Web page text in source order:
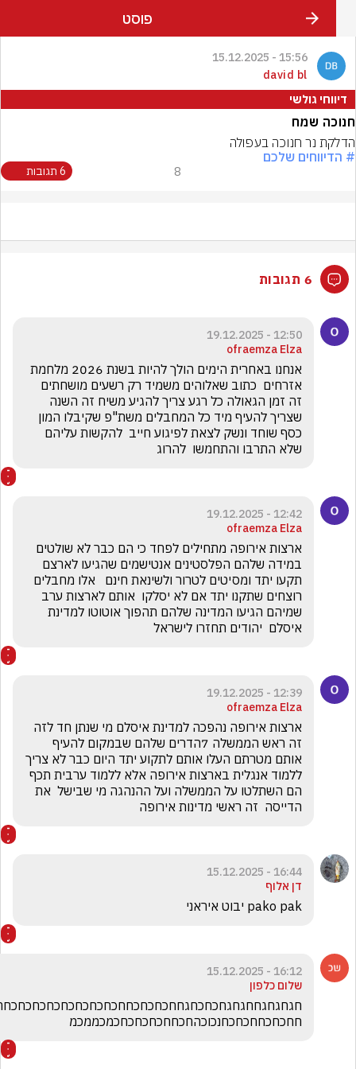
15:56 - 15.12.2025
david bl
חנוכה בעפולה
שלכם
6 תגובות
12:50 - 19.12.2025
ofraemza Elza
אזרחים  כתוב שאלוהים משמיד רק רשעים מושחתים
זה זמן הגאולה כל רגע צריך להגיע משיח זה השנה
שצריך להעיף מיד כל המחבלים משת"פ שקיבלו המון
כסף שוחד ונשק לצאת לפיגוע חייב  להקשות עליהם
שלא התרבו והתחמשו  להרוג
12:42 - 19.12.2025
ofraemza Elza
במידה שלהם הפלסטינים אנטישמים שהגיעו לארצם
תקעו יתד ומסיטים לטרור ולשינאת חינם   אלו מחבלים
רוצחים שתקנו יתד אם לא יסלקו  אותם לארצות ערב
איסלם  יהודים תחזרו לישראל
12:39 - 19.12.2025
ofraemza Elza
זה ראש הממשלה 7הדרים שלהם שבמקום להעיף
אותם מטרתם העלו אותם לתקוע יתד היום כבר לא צריך
ללמוד אנגלית בארצות אירופה אלא ללמוד ערבית תכף
הם השתלטו על הממשלה ועל ההנהגה מי שבישל  את
הדייסה  זה ראשי מדינות אירופה
16:44 - 15.12.2025
דן אלוף
pako pak יבוט איראני
16:12 - 15.12.2025
שלום כלפון
חגחגחגחחגחגחכחכחגחחכחכחכחחכחכחכחכחכחכחכחכחחכחכ
חחכחכחחכחכחנכוכהחכחחכחכחכחכמכממכמ